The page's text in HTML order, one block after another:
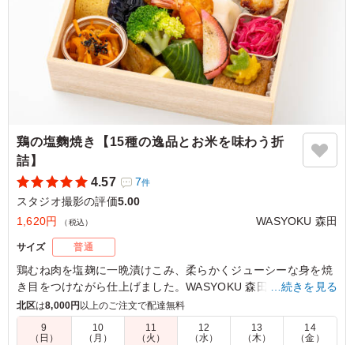
鶏の塩麴焼き【15種の逸品とお米を味わう折
詰】
4.57
7件
スタジオ撮影の評価5.00
1,620円
（税込） WASYOKU 森田
サイズ 普通
鶏むね肉を塩麹に一晩漬けこみ、柔らかくジューシーな身を焼
き目をつけながら仕上げました。WASYOKU 森田こだわりのお
米は新潟県糸魚川産のコシヒカリ。召し上がっていただくと、
みずみずしさとお米の甘さに驚いていただけると思います。15
種の繊細で華やかな副菜と共にお楽しみください。会議などに
…続きを見る
北区は8,000円 以上のご注文で配達無料
9
（日）
10
（月）
11
（火）
12
（水）
13
（木）
14
（金）